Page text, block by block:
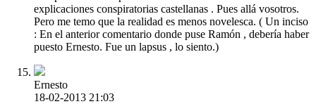
explicaciones conspiratorias castellanas . Pues allá vosotros.
Pero me temo que la realidad es menos novelesca. ( Un inciso
: En el anterior comentario donde puse Ramón , debería haber
puesto Ernesto. Fue un lapsus , lo siento.)
Ernesto
18-02-2013 21:03